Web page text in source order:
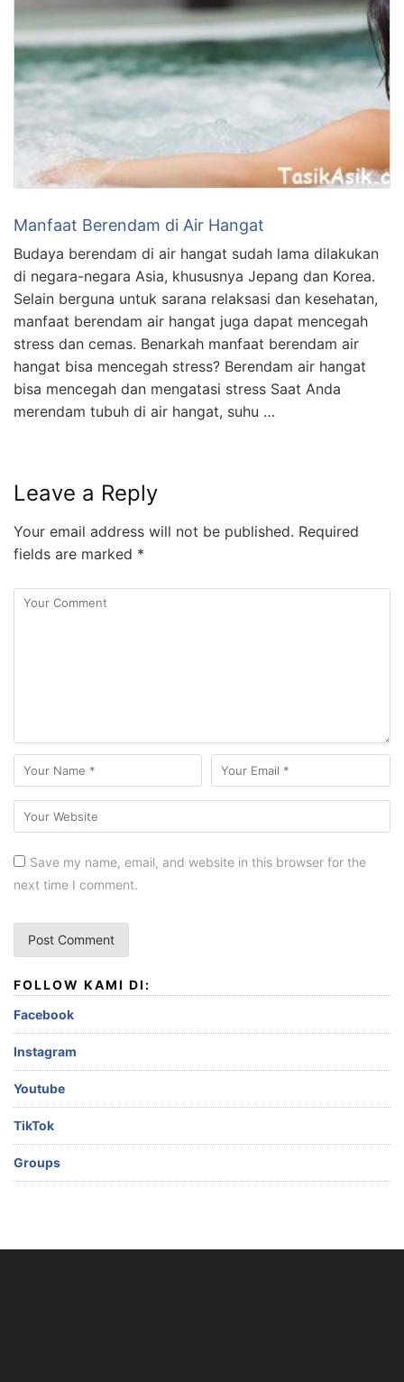
Manfaat Berendam di Air Hangat
Budaya berendam di air hangat sudah lama dilakukan
di negara-negara Asia, khususnya Jepang dan Korea.
Selain berguna untuk sarana relaksasi dan kesehatan,
manfaat berendam air hangat juga dapat mencegah
stress dan cemas. Benarkah manfaat berendam air
hangat bisa mencegah stress? Berendam air hangat
bisa mencegah dan mengatasi stress Saat Anda
merendam tubuh di air hangat, suhu …
Leave a Reply
Your email address will not be published. Required
fields are marked *
Save my name, email, and website in this browser for the
next time I comment.
FOLLOW KAMI DI:
Facebook
Instagram
Youtube
TikTok
Groups